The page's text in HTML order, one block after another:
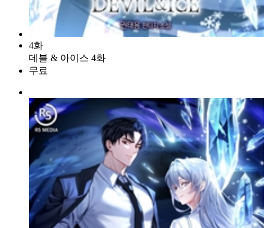
4화
데블 & 아이스 4화
무료